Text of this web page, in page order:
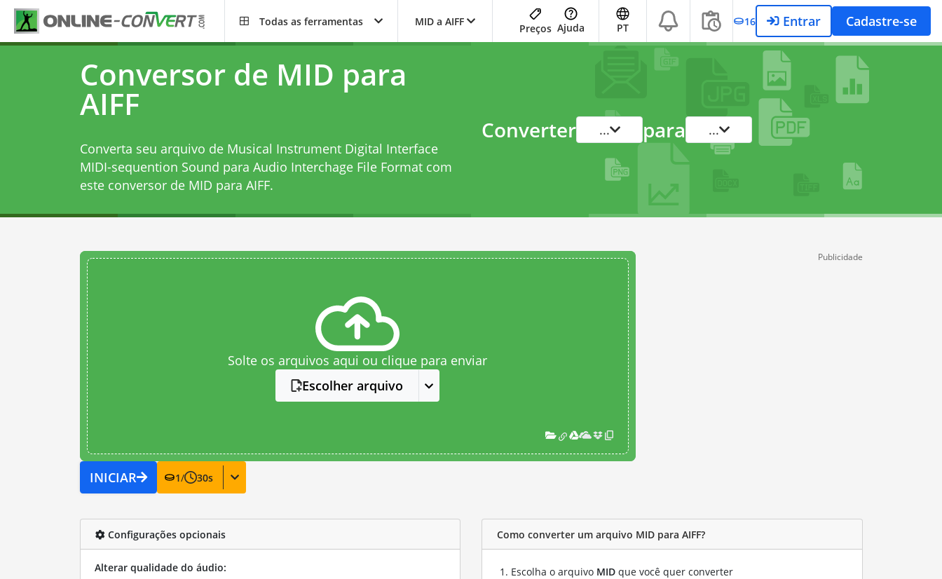
Todas as ferramentas MID a AIFF
Preços Ajuda PT 16 Entrar Cadastre-se
Conversor de MID para
AIFF
Converta seu arquivo de Musical Instrument Digital Interface
MIDI-sequention Sound para Audio Interchage File Format com
este conversor de MID para AIFF.
Converter ... para ...
Solte os arquivos aqui ou clique para enviar
Escolher arquivo
INICIAR 1/ 30s
Publicidade
Configurações opcionais
Alterar qualidade do áudio:
Como converter um arquivo MID para AIFF?
Escolha o arquivo MID que você quer converter